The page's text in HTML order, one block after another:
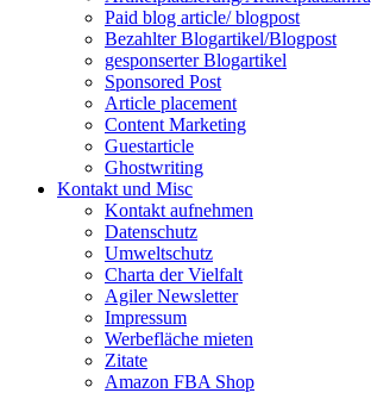
Paid blog article/ blogpost
Bezahlter Blogartikel/Blogpost
gesponserter Blogartikel
Sponsored Post
Article placement
Content Marketing
Guestarticle
Ghostwriting
Kontakt und Misc
Kontakt aufnehmen
Datenschutz
Umweltschutz
Charta der Vielfalt
Agiler Newsletter
Impressum
Werbefläche mieten
Zitate
Amazon FBA Shop